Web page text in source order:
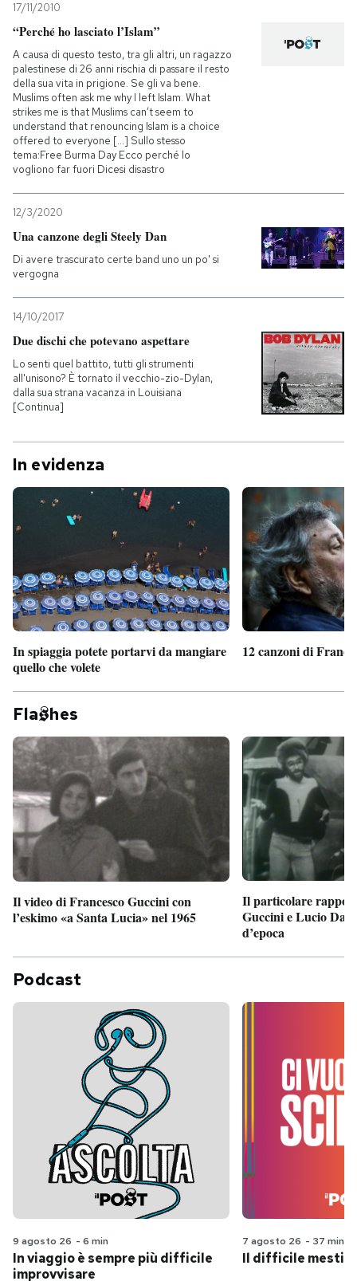
17/11/2010
“Perché ho lasciato l’Islam”
A causa di questo testo, tra gli altri, un ragazzo
palestinese di 26 anni rischia di passare il resto
della sua vita in prigione. Se gli va bene.
Muslims often ask me why I left Islam. What
strikes me is that Muslims can’t seem to
understand that renouncing Islam is a choice
offered to everyone [...] Sullo stesso
tema:Free Burma Day Ecco perché lo
vogliono far fuori Dicesi disastro
12/3/2020
Una canzone degli Steely Dan
Di avere trascurato certe band uno un po' si
vergogna
14/10/2017
Due dischi che potevano aspettare
Lo senti quel battito, tutti gli strumenti
all'unisono? È tornato il vecchio-zio-Dylan,
dalla sua strana vacanza in Louisiana
[Continua]
In evidenza
In spiaggia potete portarvi da mangiare
quello che volete
12 canzoni di
Fla hes
Il video di Francesco Guccini con
l’eskimo «a Santa Lucia» nel 1965
Il particolare
Guccini e Lucio
d’epoca
Podcast
9 agosto 26 - 6 min
In viaggio è sempre più difficile
improvvisare
7 agosto 26 - 37 min
Il difficile